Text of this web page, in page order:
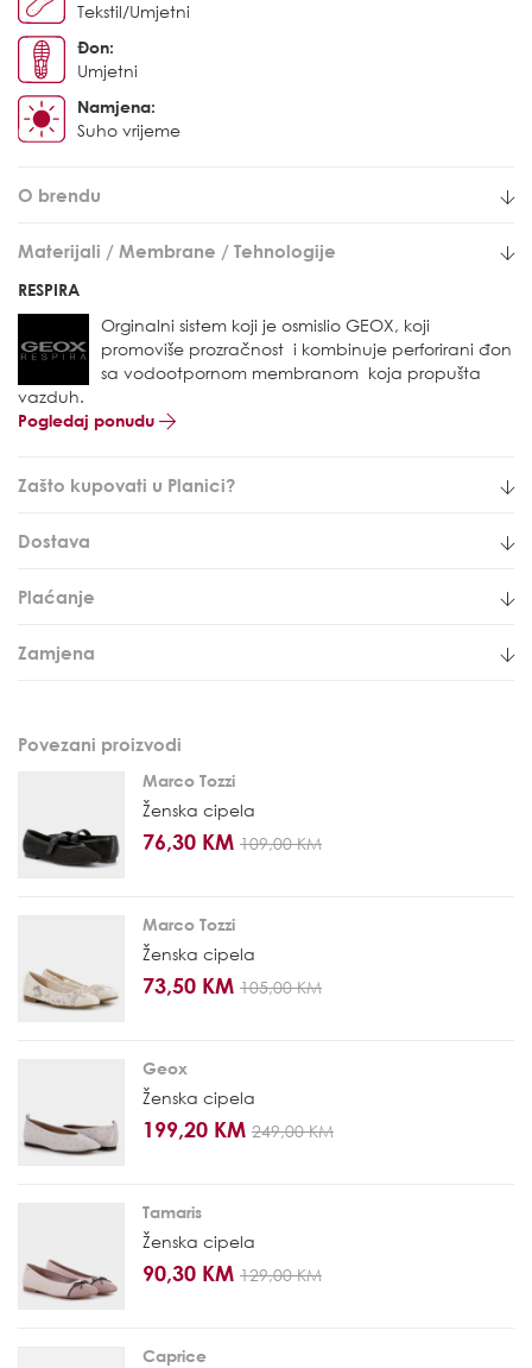
Tekstil/Umjetni
Đon:
Umjetni
Namjena:
Suho vrijeme
O brendu
Materijali / Membrane / Tehnologije
RESPIRA
Orginalni sistem koji je osmislio GEOX, koji
promoviše prozračnost i kombinuje perforirani đon
sa vodootpornom membranom koja propušta
vazduh.
Pogledaj ponudu
Zašto kupovati u Planici?
Dostava
Plaćanje
Zamjena
Povezani proizvodi
Marco Tozzi
Ženska cipela
76,30 KM 109,00 KM
Marco Tozzi
Ženska cipela
73,50 KM 105,00 KM
Geox
Ženska cipela
199,20 KM 249,00 KM
Tamaris
Ženska cipela
90,30 KM 129,00 KM
Caprice